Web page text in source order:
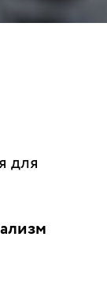
для